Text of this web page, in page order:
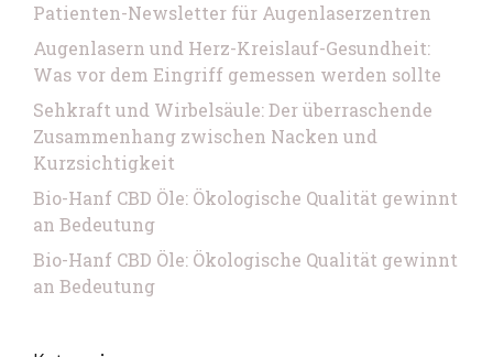
Patienten-Newsletter für Augenlaserzentren
Augenlasern und Herz-Kreislauf-Gesundheit:
Was vor dem Eingriff gemessen werden sollte
Sehkraft und Wirbelsäule: Der überraschende
Zusammenhang zwischen Nacken und
Kurzsichtigkeit
Bio-Hanf CBD Öle: Ökologische Qualität gewinnt
an Bedeutung
Bio-Hanf CBD Öle: Ökologische Qualität gewinnt
an Bedeutung